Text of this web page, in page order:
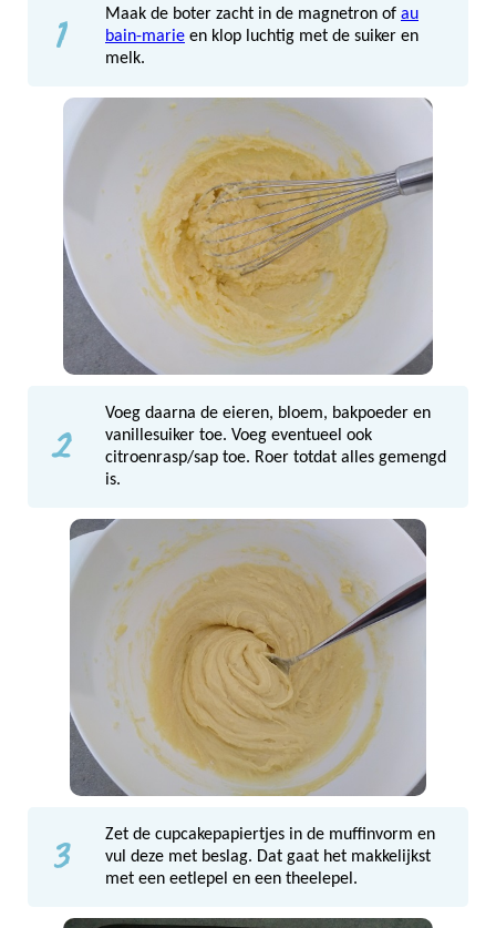
1 Maak de boter zacht in de magnetron of au
bain-marie en klop luchtig met de suiker en
melk.
2
Voeg daarna de eieren, bloem, bakpoeder en
vanillesuiker toe. Voeg eventueel ook
citroenrasp/sap toe. Roer totdat alles gemengd
is.
3
Zet de cupcakepapiertjes in de muffinvorm en
vul deze met beslag. Dat gaat het makkelijkst
met een eetlepel en een theelepel.